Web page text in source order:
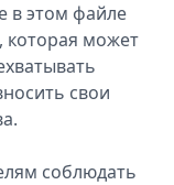
в этом файле
которая может
свои
соблюдать